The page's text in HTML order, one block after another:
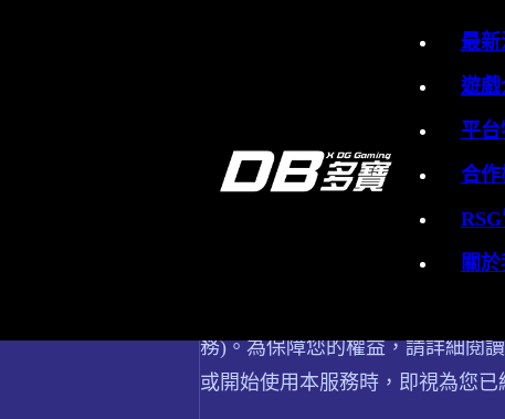
最新
遊戲
平
合作
關
服務條款
務)。為保障您的權益，請詳細閱
或開始使用本服務時，即視為您